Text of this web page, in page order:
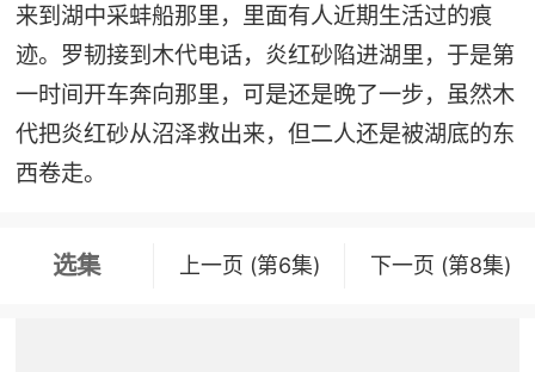
来到湖中采蚌船那里，里面有人近期生活过的痕
迹。罗韧接到木代电话，炎红砂陷进湖里，于是第
一时间开车奔向那里，可是还是晚了一步，虽然木
代把炎红砂从沼泽救出来，但二人还是被湖底的东
西卷走。
选集 上一页 (第6集) 下一页 (第8集)